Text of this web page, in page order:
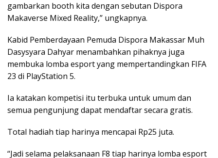
gambarkan booth kita dengan sebutan Dispora
Makaverse Mixed Reality,” ungkapnya.
Kabid Pemberdayaan Pemuda Dispora Makassar Muh
Dasysyara Dahyar menambahkan pihaknya juga
membuka lomba esport yang mempertandingkan FIFA
23 di PlayStation 5.
Ia katakan kompetisi itu terbuka untuk umum dan
semua pengunjung dapat mendaftar secara gratis.
Total hadiah tiap harinya mencapai Rp25 juta.
“Jadi selama pelaksanaan F8 tiap harinya lomba esport